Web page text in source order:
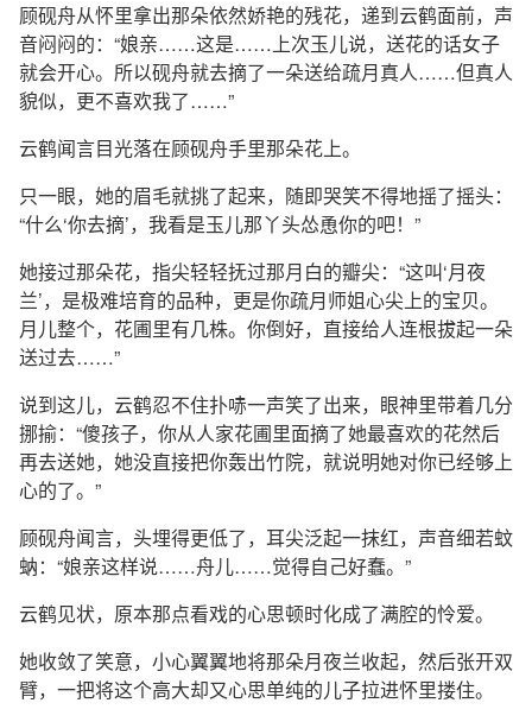
顾砚舟从怀里拿出那朵依然娇艳的残花，递到云鹤面前，声
音闷闷的：“娘亲……这是……上次玉儿说，送花的话女子
就会开心。所以砚舟就去摘了一朵送给疏月真人……但真人
貌似，更不喜欢我了……”
云鹤闻言目光落在顾砚舟手里那朵花上。
只一眼，她的眉毛就挑了起来，随即哭笑不得地摇了摇头：
“什么‘你去摘’，我看是玉儿那丫头怂恿你的吧！”
她接过那朵花，指尖轻轻抚过那月白的瓣尖：“这叫‘月夜
兰’，是极难培育的品种，更是你疏月师姐心尖上的宝贝。
月儿整个，花圃里有几株。你倒好，直接给人连根拔起一朵
送过去……”
说到这儿，云鹤忍不住扑哧一声笑了出来，眼神里带着几分
挪揄：“傻孩子，你从人家花圃里面摘了她最喜欢的花然后
再去送她，她没直接把你轰出竹院，就说明她对你已经够上
心的了。”
顾砚舟闻言，头埋得更低了，耳尖泛起一抹红，声音细若蚊
蚋：“娘亲这样说……舟儿……觉得自己好蠢。”
云鹤见状，原本那点看戏的心思顿时化成了满腔的怜爱。
她收敛了笑意，小心翼翼地将那朵月夜兰收起，然后张开双
臂，一把将这个高大却又心思单纯的儿子拉进怀里搂住。